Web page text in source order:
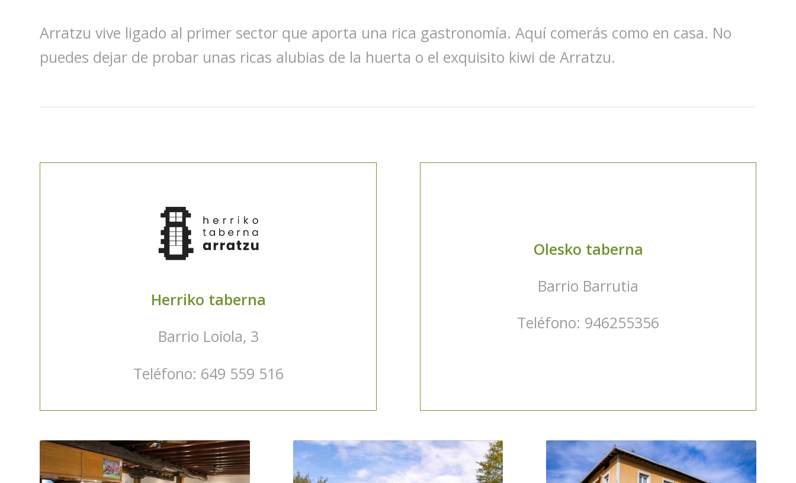
Arratzu vive ligado al primer sector que aporta una rica gastronomía. Aquí comerás como en casa. No
puedes dejar de probar unas ricas alubias de la huerta o el exquisito kiwi de Arratzu.
Herriko taberna
Barrio Loiola, 3
Teléfono: 649 559 516
Olesko taberna
Barrio Barrutia
Teléfono: 946255356